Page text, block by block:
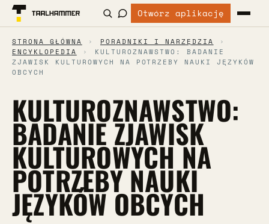
Otwórz aplikację
STRONA GŁÓWNA › PORADNIKI I NARZĘDZIA
›
ENCYKLOPEDIA
›
KULTUROZNAWSTWO: BADANIE
ZJAWISK KULTUROWYCH NA POTRZEBY NAUKI JĘZYKÓW
OBCYCH
KULTUROZNAWSTWO:
BADANIE ZJAWISK
KULTUROWYCH NA
POTRZEBY NAUKI
JĘZYKÓW OBCYCH